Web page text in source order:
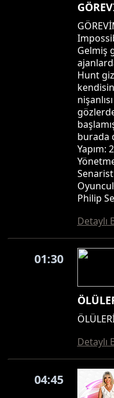
Gelmiş
Hunt
burada
Yapım:
Philip
Detaylı
01:30
Detaylı
04:45